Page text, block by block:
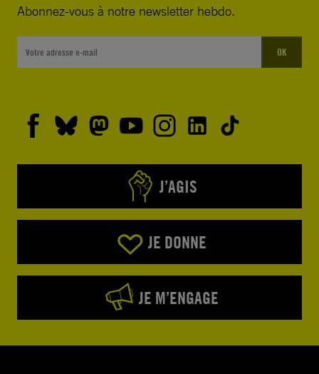
Abonnez-vous à notre newsletter hebdo.
OK
J’AGIS
JE DONNE
JE M’ENGAGE